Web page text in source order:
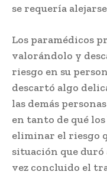
se requería
Los paramédicos
valorándolo y
riesgo en su
descartó algo
las demás
en tanto de qué
eliminar el riesgo
situación que duró
vez concluido el